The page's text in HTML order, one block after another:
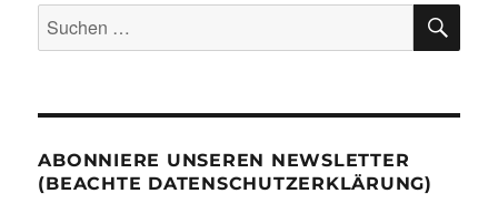
Suchen
nach:
ABONNIERE UNSEREN NEWSLETTER
(BEACHTE DATENSCHUTZERKLÄRUNG)